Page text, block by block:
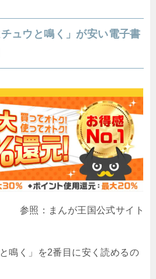
ュウと鳴く」が安い電子書
参照：まんが王国公式サイト
鳴く」を2番目に安く読めるの